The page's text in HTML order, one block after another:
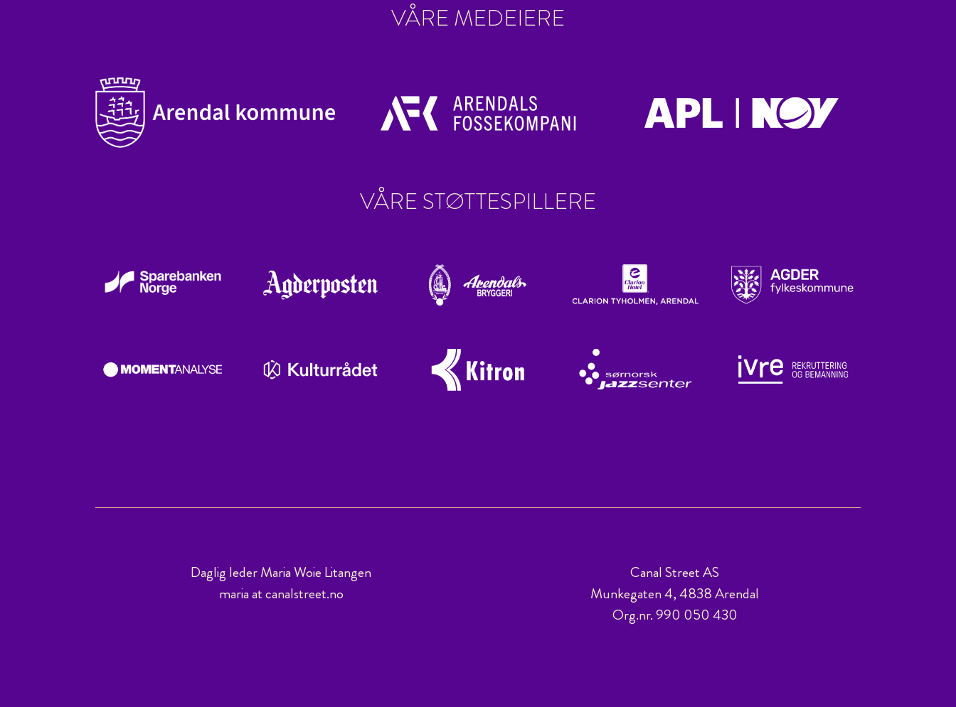
VÅRE MEDEIERE
VÅRE STØTTESPILLERE
Daglig leder Maria Woie Litangen
maria at canalstreet.no
Canal Street AS
Munkegaten 4, 4838 Arendal
Org.nr. 990 050 430